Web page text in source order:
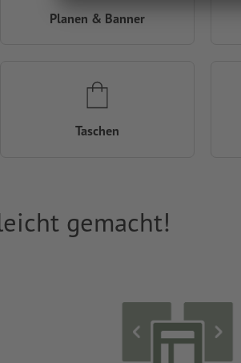
Planen & Banner
Taschen
gemacht!